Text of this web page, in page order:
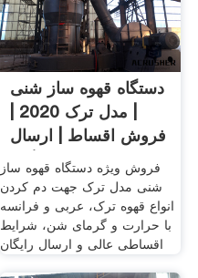
دستگاه قهوه ساز شنی
فروش اقساط | ارسال
رایگان
فروش ویژه دستگاه قهوه ساز
شنی مدل ترک جهت دم کردن
انواع قهوه ترک، عربی و فرانسه
با حرارت و گرمای شن، شرایط
اقساطی عالی و ارسال رایگان